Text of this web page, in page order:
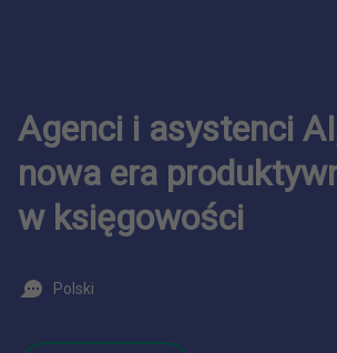
Agenci i asystenci
nowa era
w księgowości
Polski